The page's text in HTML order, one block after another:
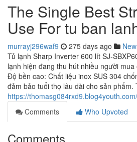
The Single Best
Use For tu ban
murrayj296waf9 275 days ago
Tủ lạnh Sharp Inverter 600 lít SJ-
lạnh hiện đang thu hút nhiều người
Độ bền cao: Chất liệu inox SUS 304
đảm bảo tuổi thọ lâu dài cho sản phẩm.
https://
Comments
Who Upvoted
Comments